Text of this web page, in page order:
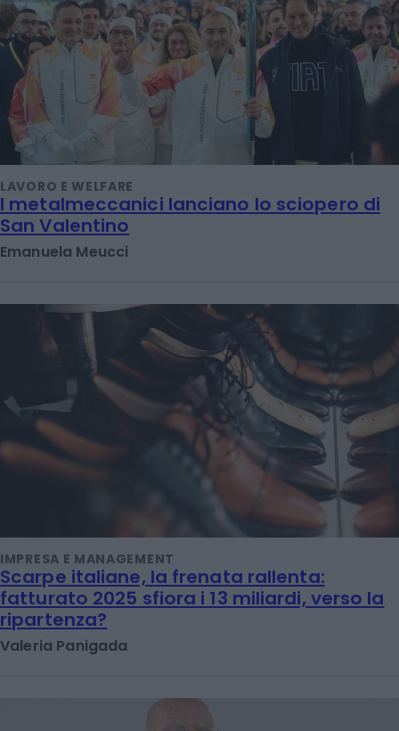
LAVORO E WELFARE
I metalmeccanici lanciano lo sciopero di
San Valentino
Emanuela Meucci
IMPRESA E MANAGEMENT
Scarpe italiane, la frenata rallenta:
fatturato 2025 sfiora i 13 miliardi, verso la
ripartenza?
Valeria Panigada